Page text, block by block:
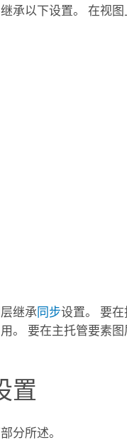
承以下设置。 在视
继承同步设置。 要
。 要在主托管要素
置
分所述。